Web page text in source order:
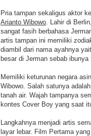
Pria tampan sekaligus aktor
Arianto Wibowo. Lahir di
sangat fasih berbahasa
artis tampan ini memiliki
diambil dari nama ayahnya
besar di Jerman sebab
Memiliki keturunan negara
Wibowo. Salah satunya
tanah air. Wajah tampanya
kontes Cover Boy yang saat
Langkahnya menjadi artis
layar lebar. Film Pertama